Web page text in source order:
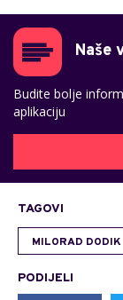
Naše
Budite bolje
aplikaciju
TAGOVI
MILORAD DODIK
PODIJELI